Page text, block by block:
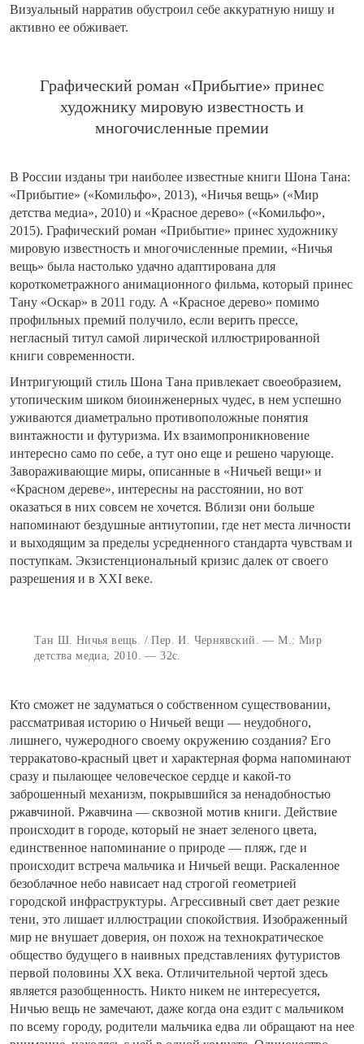
Визуальный нарратив обустроил себе аккуратную нишу и
активно ее обживает.
Графический роман «Прибытие» принес
художнику мировую известность и
многочисленные премии
В России изданы три наиболее известные книги Шона Тана:
«Прибытие» («Комильфо», 2013), «Ничья вещь» («Мир
детства медиа», 2010) и «Красное дерево» («Комильфо»,
2015). Графический роман «Прибытие» принес художнику
мировую известность и многочисленные премии, «Ничья
вещь» была настолько удачно адаптирована для
короткометражного анимационного фильма, который принес
Тану «Оскар» в 2011 году. А «Красное дерево» помимо
профильных премий получило, если верить прессе,
негласный титул самой лирической иллюстрированной
книги современности.
Интригующий стиль Шона Тана привлекает своеобразием,
утопическим шиком биоинженерных чудес, в нем успешно
уживаются диаметрально противоположные понятия
винтажности и футуризма. Их взаимопроникновение
интересно само по себе, а тут оно еще и решено чарующе.
Завораживающие миры, описанные в «Ничьей вещи» и
«Красном дереве», интересны на расстоянии, но вот
оказаться в них совсем не хочется. Вблизи они больше
напоминают бездушные антиутопии, где нет места личности
и выходящим за пределы усредненного стандарта чувствам и
поступкам. Экзистенциональный кризис далек от своего
разрешения и в XXI веке.
Тан Ш. Ничья вещь. / Пер. И. Чернявский. — М.: Мир
детства медиа, 2010. — 32с.
Кто сможет не задуматься о собственном существовании,
рассматривая историю о Ничьей вещи — неудобного,
лишнего, чужеродного своему окружению создания? Его
терракатово-красный цвет и характерная форма напоминают
сразу и пылающее человеческое сердце и какой-то
заброшенный механизм, покрывшийся за ненадобностью
ржавчиной. Ржавчина — сквозной мотив книги. Действие
происходит в городе, который не знает зеленого цвета,
единственное напоминание о природе — пляж, где и
происходит встреча мальчика и Ничьей вещи. Раскаленное
безоблачное небо нависает над строгой геометрией
городской инфраструктуры. Агрессивный свет дает резкие
тени, это лишает иллюстрации спокойствия. Изображенный
мир не внушает доверия, он похож на технократическое
общество будущего в наивных представлениях футуристов
первой половины XX века. Отличительной чертой здесь
является разобщенность. Никто никем не интересуется,
Ничью вещь не замечают, даже когда она ездит с мальчиком
по всему городу, родители мальчика едва ли обращают на нее